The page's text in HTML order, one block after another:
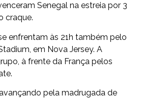
Senegal na estreia por 3
craque.
enfrentam às 21h também pelo
em Nova Jersey. A
à frente da França pelos
pela madrugada de